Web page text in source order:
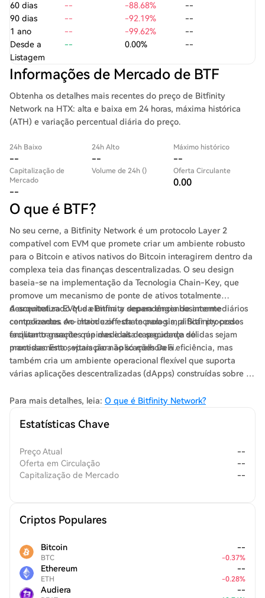
60 dias
-- -88.68%
--
90 dias
-- -92.19%
--
1 ano
-- -99.62%
--
Desde a
Listagem
-- 0.00% --
Informações de Mercado de BTF
Obtenha os detalhes mais recentes do preço de Bitfinity
Network na HTX: alta e baixa em 24 horas, máxima histórica
(ATH) e variação percentual diária do preço.
24h Baixo
--
24h Alto
--
Máximo histórico
--
Capitalização de
Mercado
--
Volume de 24h () Oferta Circulante
0.00
O que é BTF?
No seu cerne, a Bitfinity Network é um protocolo Layer 2
compatível com EVM que promete criar um ambiente robusto
para o Bitcoin e ativos nativos do Bitcoin interagirem dentro da
complexa teia das finanças descentralizadas. O seu design
baseia-se na implementação da Tecnologia Chain-Key, que
promove um mecanismo de ponte de ativos totalmente
descentralizado que elimina a dependência de intermediários
centralizados. Ao introduzir esta tecnologia, a Bitfinity pode
facilitar transações rápidas e alta capacidade de
processamento, vitais para aplicações DeFi.
A arquitetura EVM da Bitfinity separa engenhosamente
componentes on-chain e off-chain para simplificar processos
enquanto garante que medidas de segurança sólidas sejam
mantidas. Esta separação não só melhora a eficiência, mas
também cria um ambiente operacional flexível que suporta
várias aplicações descentralizadas (dApps) construídas sobre a
funcionalidade NFT, ativos tokenizados e diversos casos de uso
com contratos inteligentes.
Para mais detalhes, leia: O que é Bitfinity Network?
Estatísticas Chave
Preço Atual
--
Oferta em Circulação
--
Capitalização de Mercado
--
Criptos Populares
Bitcoin
BTC
--
-0.37%
Ethereum
ETH
--
-0.28%
Audiera --